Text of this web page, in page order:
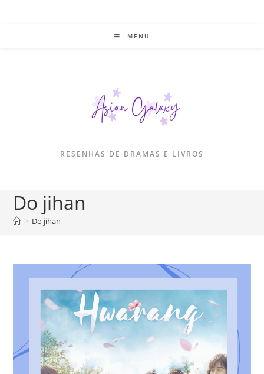
MENU
RESENHAS DE DRAMAS E LIVROS
Do jihan
> Do jihan